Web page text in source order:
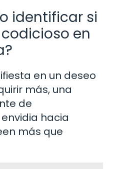
identificar si
en
en un deseo
más, una
de
hacia
más que